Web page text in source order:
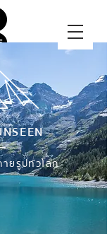
ยรูปทั่วโลก